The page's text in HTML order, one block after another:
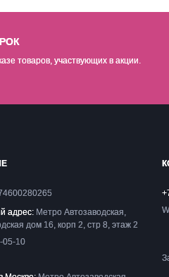
товаров, участвующих в акции.
адрес: Метро Автозаводская,
дом 16, корп 2, стр 8, этаж 2
05-10